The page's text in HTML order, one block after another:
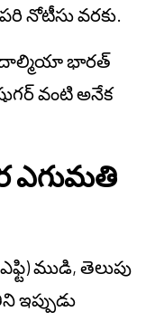
నోటీసు వరకు.
దాల్మియా భారత్
వంటి అనేక
ఎగుమతి
ముడి, తెలుపు
ఇప్పుడు